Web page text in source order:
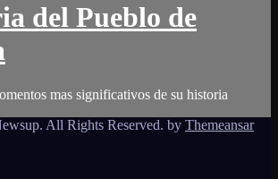
del Pueblo de
mas significativos de su historia
All Rights Reserved. by Themeansar